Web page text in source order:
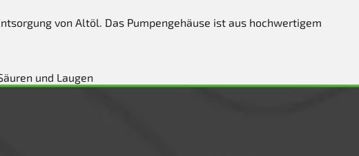
von Altöl. Das Pumpengehäuse ist aus hochwertigem
und Laugen